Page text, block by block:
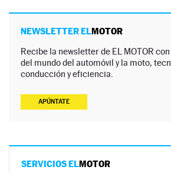
NEWSLETTER ELMOTOR
Recibe la newsletter de EL MOTOR
del mundo del automóvil y la moto,
conducción y eficiencia.
APÚNTATE
SERVICIOS ELMOTOR